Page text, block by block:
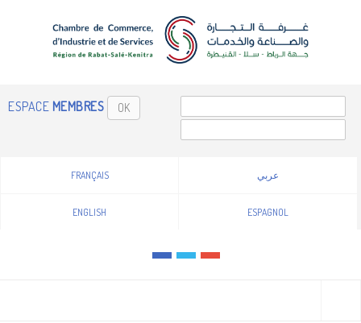
ESPACE MEMBRES OK
FRANÇAIS عربي
ENGLISH ESPAGNOL